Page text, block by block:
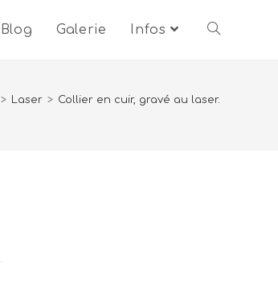
Blog Galerie Infos
> Laser > Collier en cuir, gravé au laser.